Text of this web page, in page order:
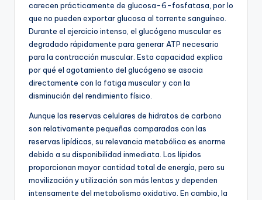
carecen prácticamente de glucosa-6-fosfatasa, por lo
que no pueden exportar glucosa al torrente sanguíneo.
Durante el ejercicio intenso, el glucógeno muscular es
degradado rápidamente para generar ATP necesario
para la contracción muscular. Esta capacidad explica
por qué el agotamiento del glucógeno se asocia
directamente con la fatiga muscular y con la
disminución del rendimiento físico.
Aunque las reservas celulares de hidratos de carbono
son relativamente pequeñas comparadas con las
reservas lipídicas, su relevancia metabólica es enorme
debido a su disponibilidad inmediata. Los lípidos
proporcionan mayor cantidad total de energía, pero su
movilización y utilización son más lentas y dependen
intensamente del metabolismo oxidativo. En cambio, la